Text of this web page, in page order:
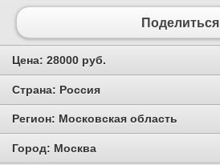
Поделиться
Цена: 28000 руб.
Страна: Россия
Регион: Московская область
Город: Москва